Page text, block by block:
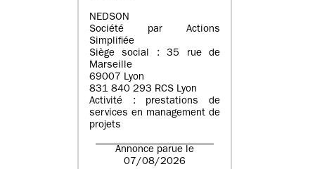
NEDSON
Société par Actions
Simplifiée
Siège social : 35 rue de
Marseille
69007 Lyon
831 840 293 RCS Lyon
Activité : prestations de
services en management de
projets
Annonce parue le
07/08/2026